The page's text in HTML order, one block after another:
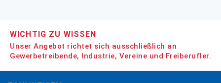
WICHTIG ZU WISSEN
Unser Angebot richtet sich ausschließlich an
Gewerbetreibende, Industrie, Vereine und Freiberufler.